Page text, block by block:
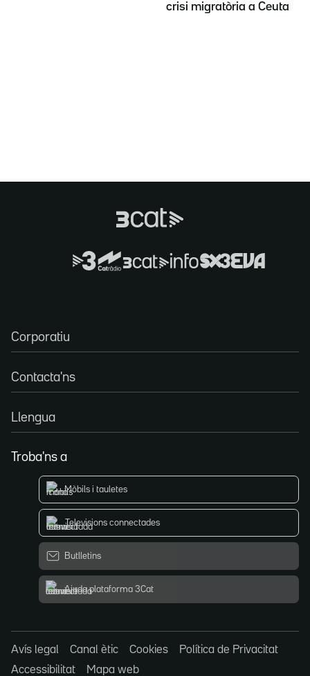
crisi migratòria a Ceuta
Corporatiu
Contacta'ns
Llengua
Troba'ns a
Mòbils i tauletes
Televisions connectades
Butlletins
Ajuda plataforma 3Cat
Avís legal Canal ètic Cookies
Política de Privacitat
Accessibilitat
Mapa web